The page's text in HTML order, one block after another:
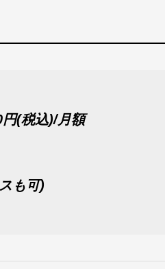
円(税込)/月額
も可)